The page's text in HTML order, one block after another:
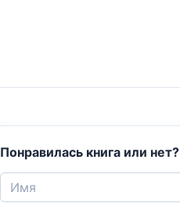
Понравилась книга или нет?